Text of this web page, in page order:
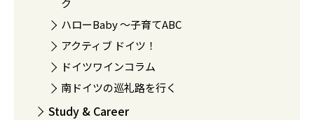
ハローBaby 〜子育てABC
アクティブ ドイツ！
ドイツワインコラム
南ドイツの巡礼路を行く
Study & Career